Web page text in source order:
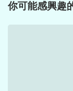
你可能感興趣